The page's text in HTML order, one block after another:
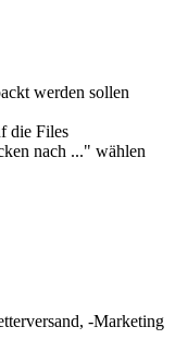
werden sollen
die Files
nach ..." wählen
-Marketing